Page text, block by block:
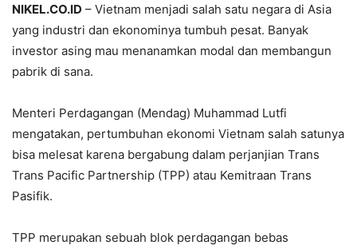
NIKEL.CO.ID – Vietnam menjadi salah satu negara di Asia
yang industri dan ekonominya tumbuh pesat. Banyak
investor asing mau menanamkan modal dan membangun
pabrik di sana.
Menteri Perdagangan (Mendag) Muhammad Lutfi
mengatakan, pertumbuhan ekonomi Vietnam salah satunya
bisa melesat karena bergabung dalam perjanjian Trans
Trans Pacific Partnership (TPP) atau Kemitraan Trans
Pasifik.
TPP merupakan sebuah blok perdagangan bebas